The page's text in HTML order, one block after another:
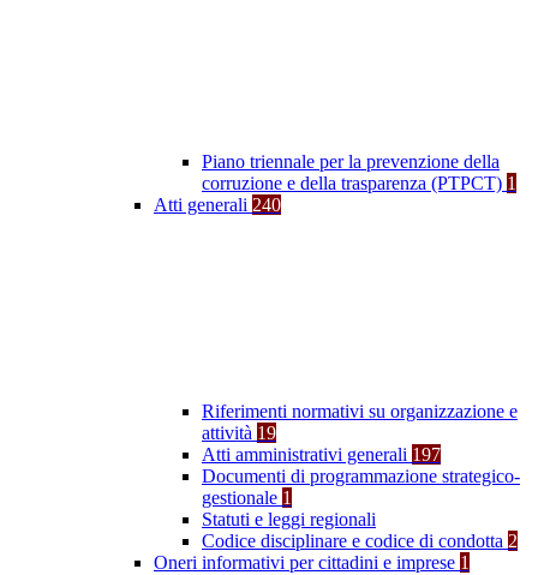
Piano triennale per la prevenzione della
corruzione e della trasparenza (PTPCT) 1
Atti generali 240
Riferimenti normativi su organizzazione e
attività 19
Atti amministrativi generali 197
Documenti di programmazione strategico-
gestionale 1
Statuti e leggi regionali
Codice disciplinare e codice di condotta 2
Oneri informativi per cittadini e imprese 1